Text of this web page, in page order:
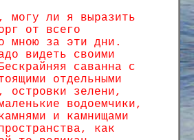
могу ли я выразить
от всего
мною за эти дни.
видеть своими
саванна с
отдельными
островки зелени,
водоемчики,
и камнищами
как